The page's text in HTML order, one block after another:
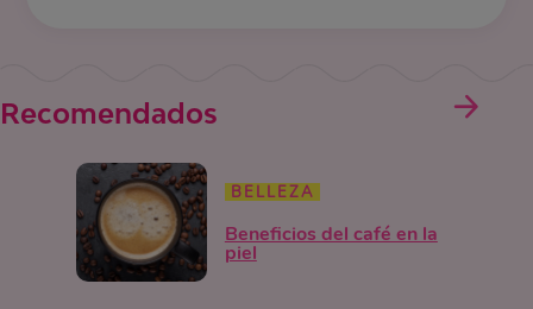
Recomendados
BELLEZA
Beneficios del café en la
piel